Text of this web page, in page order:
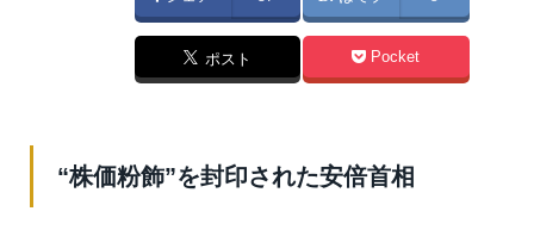
ポスト Pocket
“株価粉飾”を封印された安倍首相